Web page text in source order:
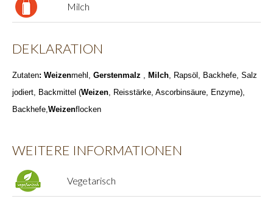
Milch
DEKLARATION
Zutaten: Weizenmehl, Gerstenmalz , Milch, Rapsöl, Backhefe, Salz
jodiert, Backmittel (Weizen, Reisstärke, Ascorbinsäure, Enzyme),
Backhefe,Weizenflocken
WEITERE INFORMATIONEN
Vegetarisch